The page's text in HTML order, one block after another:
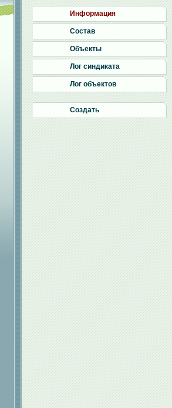
Информация
Состав
Объекты
Лог синдиката
Лог объектов
Создать